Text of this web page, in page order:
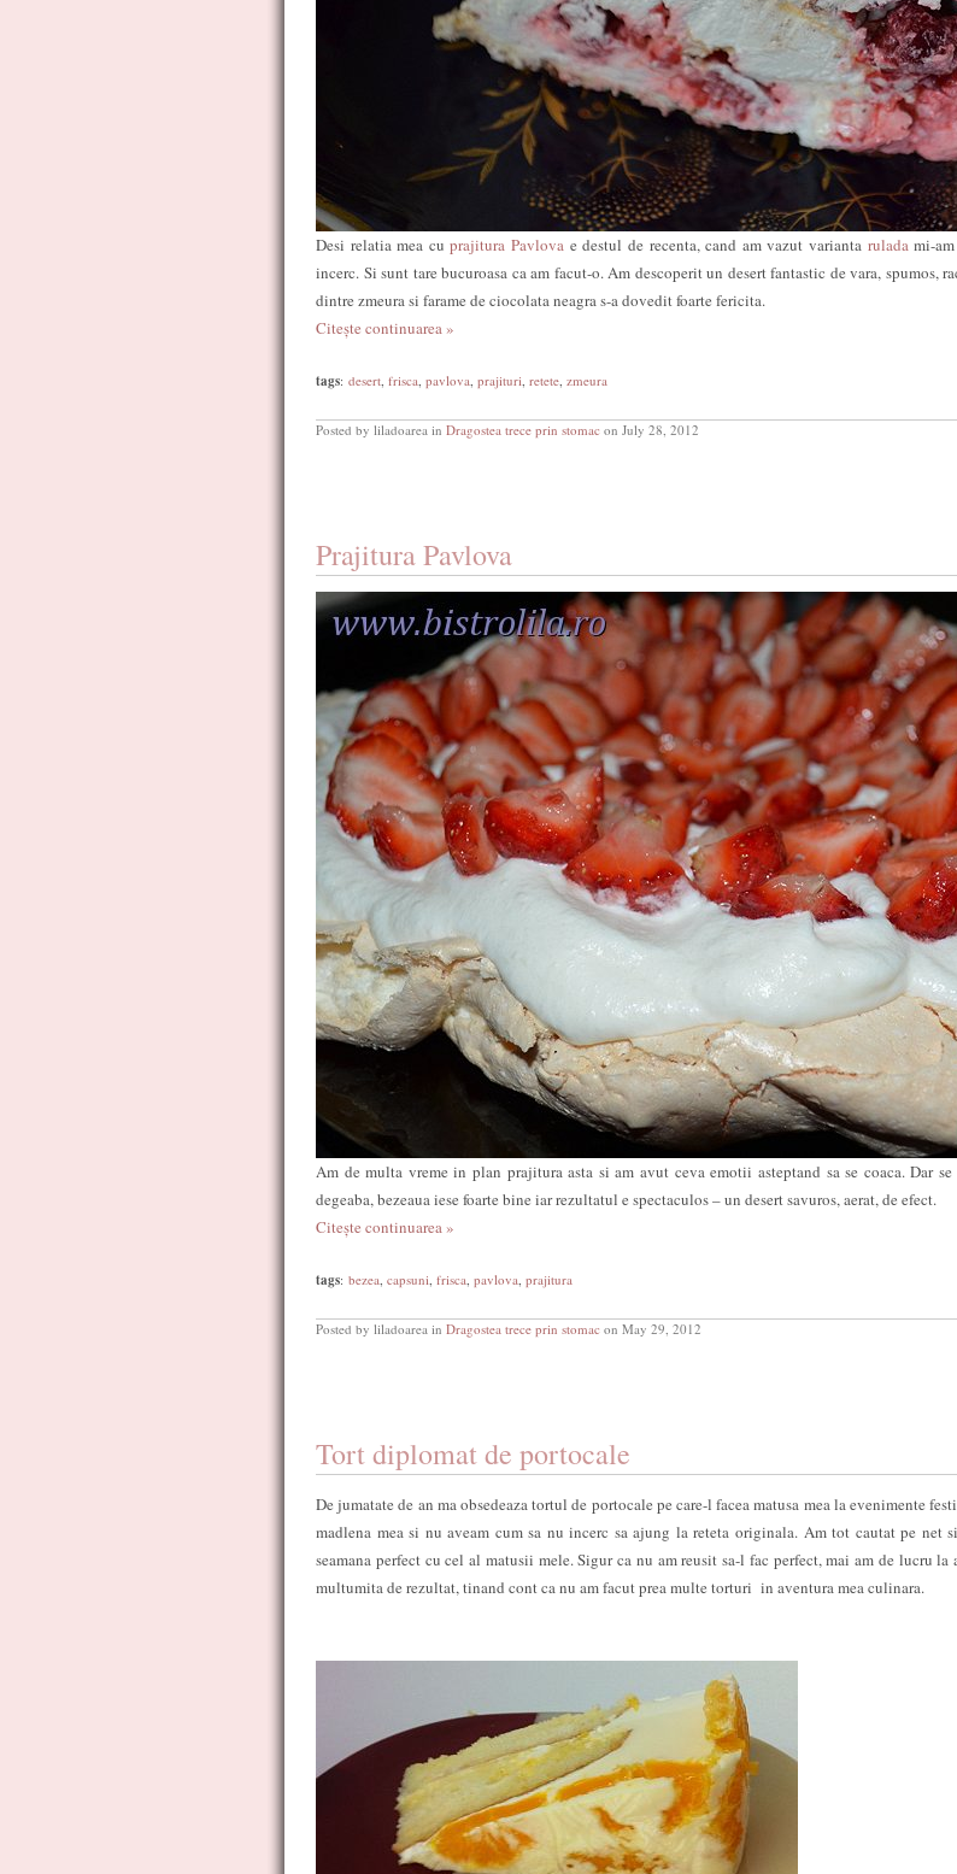
Desi relatia mea cuprajitura Pavlova e destul de recenta, cand am vazut varianta ruladami-am
incerc. Si sunt tare bucuroasa ca am facut-o. Am descoperit un desert fantastic de vara, spumos,
dintre zmeura si farame de ciocolata neagra s-a dovedit foarte fericita.
Citește continuarea »
tags: desert, frisca, pavlova, prajituri, retete, zmeura
Posted by liladoarea in Dragostea trece prin stomac on July 28, 2012
Prajitura Pavlova
Am de multa vreme in plan prajitura asta si am avut ceva emotii asteptand sa se coaca. Dar
degeaba, bezeaua iese foarte bine iar rezultatul e spectaculos – un desert savuros, aerat, de efect.
Citește continuarea »
tags: bezea, capsuni, frisca, pavlova, prajitura
Posted by liladoarea in Dragostea trece prin stomac on May 29, 2012
Tort diplomat de portocale
De jumatate de an ma obsedeaza tortul de portocale pe care-l facea matusa mea la evenimente
madlena mea si nu aveam cum sa nu incerc sa ajung la reteta originala. Am tot cautat pe net
seamana perfect cu cel al matusii mele. Sigur ca nu am reusit sa-l fac perfect, mai am de lucru la
multumita de rezultat, tinand cont ca nu am facut prea multe torturi in aventura mea culinara.